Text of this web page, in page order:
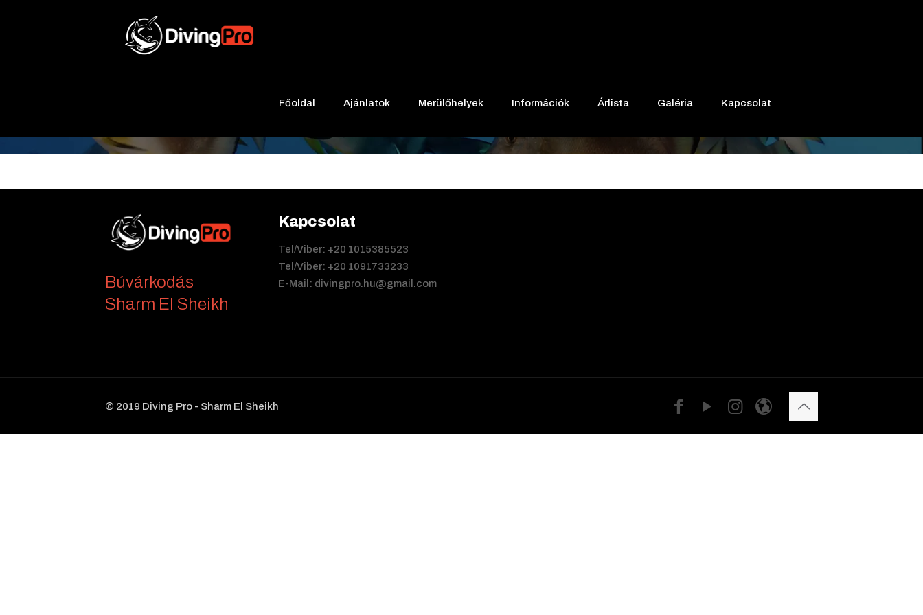
Főoldal Ajánlatok Merülőhelyek Információk Árlista Galéria Kapcsolat
Merülőhelyek
Búvárkodás
Sharm El Sheikh
Kapcsolat
Tel/Viber: +20 1015385523
Tel/Viber: +20 1091733233
E-Mail: divingpro.hu@gmail.com
© 2019 Diving Pro - Sharm El Sheikh